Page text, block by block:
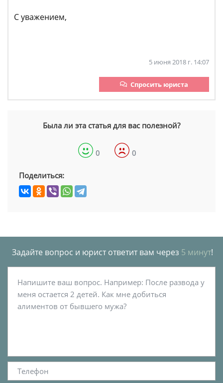
С уважением,
5 июня 2018 г. 14:07
Спросить юриста
Была ли эта статья для вас полезной?
0 0
Поделиться:
Задайте вопрос и юрист ответит вам через 5 минут!